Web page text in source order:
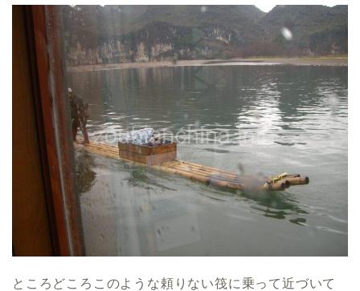
ところどころこのような頼りない筏に乗って近づいて